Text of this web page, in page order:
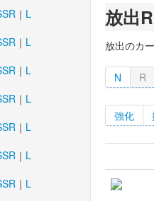
｜ L
｜ L
｜ L
｜ L
｜ L
｜ L
｜ L
放出R
放出のカ
N R
強化